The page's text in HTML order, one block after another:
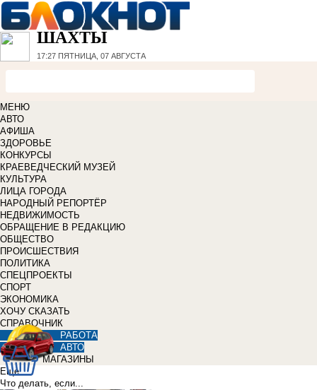
ШАХТЫ
17:27 ПЯТНИЦА, 07 АВГУСТА
МЕНЮ
АВТО
АФИША
ЗДОРОВЬЕ
КОНКУРСЫ
КРАЕВЕДЧЕСКИЙ МУЗЕЙ
КУЛЬТУРА
ЛИЦА ГОРОДА
НАРОДНЫЙ РЕПОРТЁР
НЕДВИЖИМОСТЬ
ОБРАЩЕНИЕ В РЕДАКЦИЮ
ОБЩЕСТВО
ПРОИСШЕСТВИЯ
ПОЛИТИКА
СПЕЦПРОЕКТЫ
СПОРТ
ЭКОНОМИКА
ХОЧУ СКАЗАТЬ
СПРАВОЧНИК
РАБОТА
АВТО
МАГАЗИНЫ
Еще
Что делать, если...